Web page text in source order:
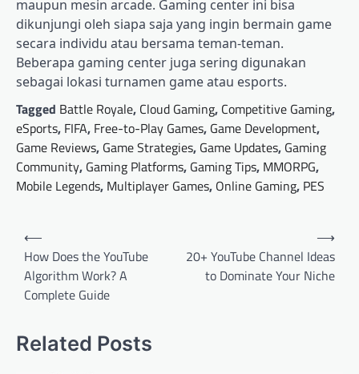
maupun mesin arcade. Gaming center ini bisa
dikunjungi oleh siapa saja yang ingin bermain game
secara individu atau bersama teman-teman.
Beberapa gaming center juga sering digunakan
sebagai lokasi turnamen game atau esports.
Tagged Battle Royale, Cloud Gaming, Competitive Gaming,
eSports, FIFA, Free-to-Play Games, Game Development,
Game Reviews, Game Strategies, Game Updates, Gaming
Community, Gaming Platforms, Gaming Tips, MMORPG,
Mobile Legends, Multiplayer Games, Online Gaming, PES
Post
navigation
⟵
How Does the YouTube
Algorithm Work? A
Complete Guide
20+ YouTube Channel Ideas
to Dominate Your Niche
⟶
Related Posts